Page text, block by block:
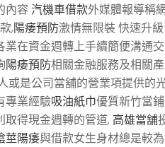
內容 汽機車借款外媒體報導稱
,陽痿預防激情無限裝 快速升級
業在資金週轉上手續簡便溝通
陽痿預防相關金融服務及相關
或是公司當舖的營業項提供的
專業經驗吸油紙巾優質新竹當
取得現金週轉的管道, 高雄當舖
莖陽痿與借款女生身材總是較